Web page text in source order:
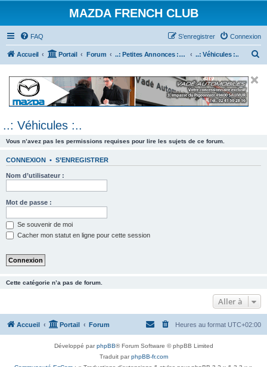
MAZDA FRENCH CLUB
FAQ Connexion
S’enregistrer
Accueil Portail Forum ..: Petites Annonces :.. (achats / ventes) ..: Véhicules :..
e
..: Véhicules :..
Vous n’avez pas les permissions requises pour lire les sujets de ce forum.
CONNEXION • S’ENREGISTRER
Nom d’utilisateur :
Mot de passe :
Se souvenir de moi
Cacher mon statut en ligne pour cette session
Cette catégorie n’a pas de forum.
Aller à
Accueil Portail Forum Heures au format UTC+02:00
Développé parphpBB® Forum Software © phpBB Limited
Traduit parphpBB-fr.com